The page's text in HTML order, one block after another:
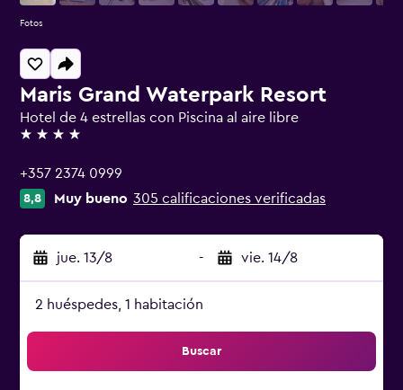
Maris Grand Waterpark Resort
Hotel de 4 estrellas con Piscina al aire libre
4 estrellas
+357 2374 0999
8,8 Muy bueno 305 calificaciones verificadas
jue. 13/8 - vie. 14/8
2 huéspedes, 1 habitación
Buscar
Fotos